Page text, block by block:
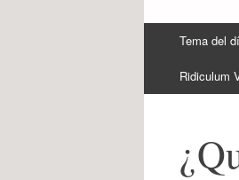
contenido
Tema del
Ridiculum